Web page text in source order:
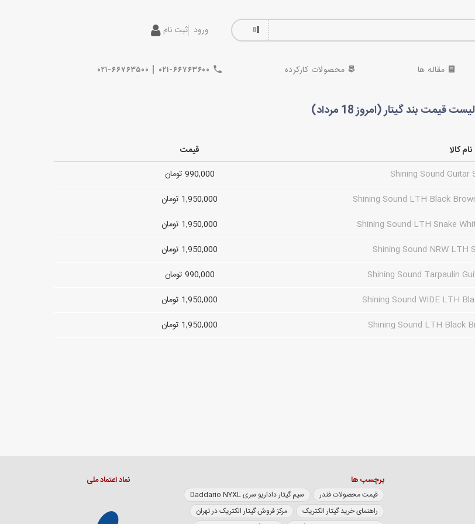
ورود ثبت نام
مقاله ها محصولات کارکرده ۰۲۱-۶۶۷۶۳۶۰۰ | ۰۲۱-۶۶۷۶۳۵۰۰
لیست قیمت بند گیتار (امروز 18 مرداد)
نام کالا
قیمت
990,000 تومان
1,950,000 تومان
1,950,000 تومان
1,950,000 تومان
990,000 تومان
1,950,000 تومان
1,950,000 تومان
برچسب ها
قیمت محصولات فندر
سیم گیتار داداریو سری Daddario NYXL
راهنمای خرید گیتار الکتریک
مرکز فروش گیتار الکتریک در تهران
نماد اعتماد ملی